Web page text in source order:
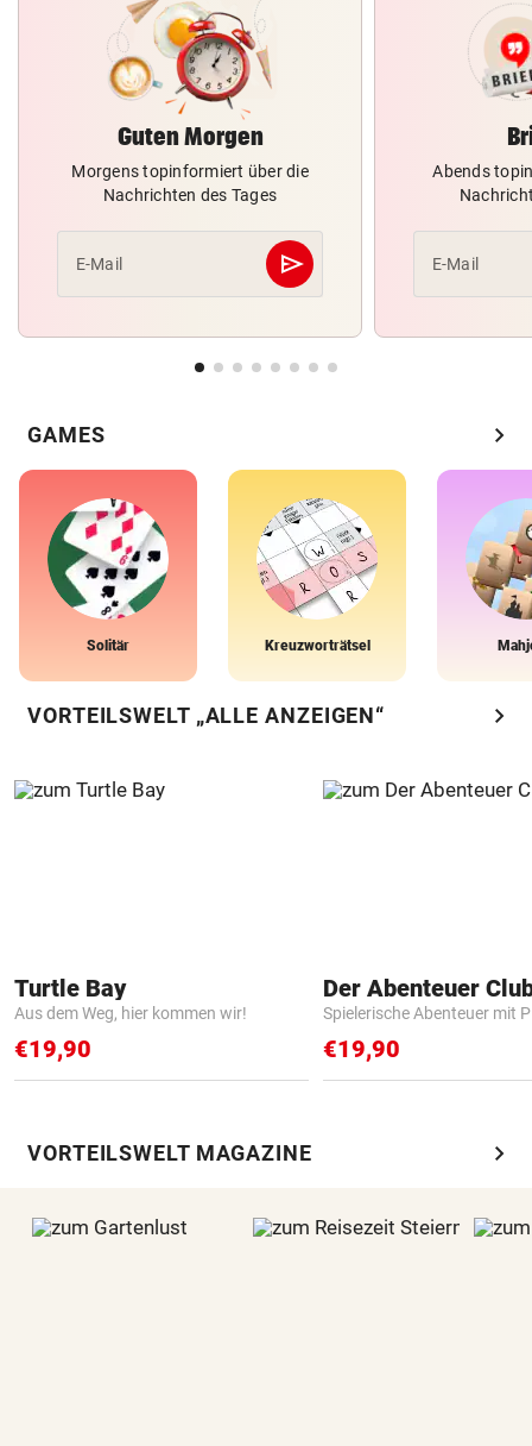
Guten Morgen
Morgens topinformiert über die
Nachrichten des Tages
E-Mail send
Abschicken
Abends
E-Mail
GAMES chevron_right
Solitär Kreuzworträtsel
VORTEILSWELT „ALLE ANZEIGEN“ chevron_right
Turtle Bay
Aus dem Weg, hier kommen wir!
€19,90
Der Abenteuer
Spielerische Abenteuer mit
€19,90
VORTEILSWELT MAGAZINE chevron_right